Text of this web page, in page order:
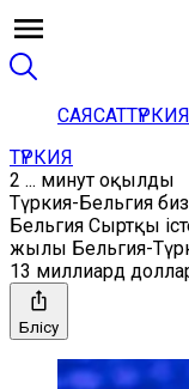
САЯСАТТҮРКИЯ
ТҮРКИЯ
2 ... минут оқылды
Түркия-Бельгия
Бельгия Сыртқы
жылы Бельгия-
13 миллиард
Бөлісу